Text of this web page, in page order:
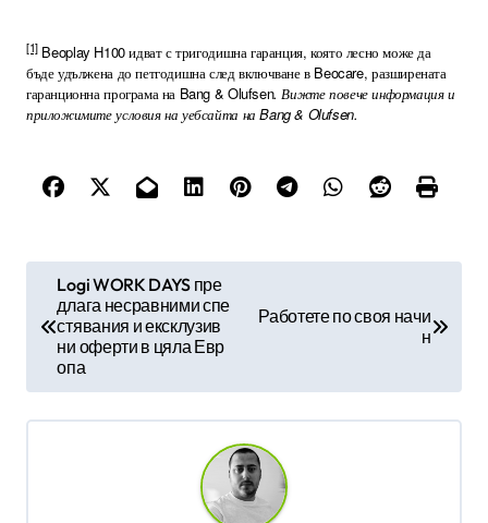
[1]Beoplay H100 идват с тригодишна гаранция, която лесно може да
бъде удължена до петгодишна след включване в Beocare, разширената
гаранционна програма на Bang & Olufsen. Вижте повече информация и
приложимите условия на уебсайта на Bang & Olufsen.
и
г
Logi WORK DAYS пре
длага несравними спе
стявания и ексклузив
ни оферти в цяла Евр
опа
Работете по своя начи
н